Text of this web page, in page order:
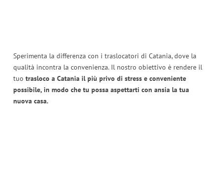
Sperimenta la differenza con i traslocatori di Catania, dove la
qualità incontra la convenienza. Il nostro obiettivo è rendere il
tuo trasloco a Catania il più privo di stress e conveniente
possibile, in modo che tu possa aspettarti con ansia la tua
nuova casa.